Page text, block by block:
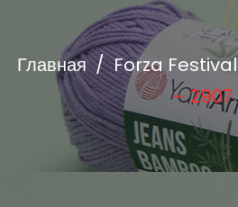
Главная / Forza Festival
– 2907